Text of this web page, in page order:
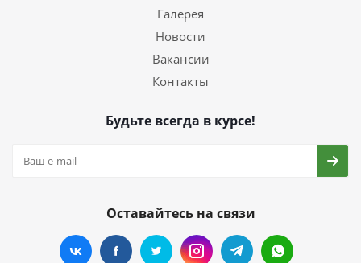
Галерея
Новости
Вакансии
Контакты
Будьте всегда в курсе!
Оставайтесь на связи